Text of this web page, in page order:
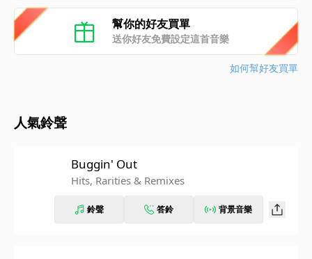
幫你的好友買單
送你好友免費設定這首音樂
如何幫好友買單
人氣鈴聲
Buggin' Out
Hits, Rarities & Remixes
鈴聲 答鈴 背景音樂